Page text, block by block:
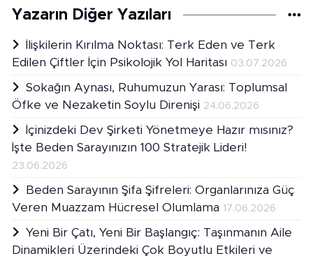
Yazarın Diğer Yazıları
İlişkilerin Kırılma Noktası: Terk Eden ve Terk
Edilen Çiftler İçin Psikolojik Yol Haritası 03.07.2026
Sokağın Aynası, Ruhumuzun Yarası: Toplumsal
Öfke ve Nezaketin Soylu Direnişi 24.06.2026
İçinizdeki Dev Şirketi Yönetmeye Hazır mısınız?
İşte Beden Sarayınızın 100 Stratejik Lideri!
23.06.2026
Beden Sarayının Şifa Şifreleri: Organlarınıza Güç
Veren Muazzam Hücresel Olumlama 17.06.2026
Yeni Bir Çatı, Yeni Bir Başlangıç: Taşınmanın Aile
Dinamikleri Üzerindeki Çok Boyutlu Etkileri ve